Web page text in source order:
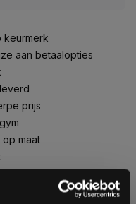
keurmerk
aan betaalopties
prijs
maat